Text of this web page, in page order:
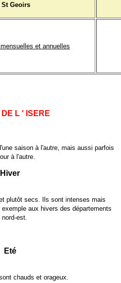
Geoirs
et annuelles
L ' ISERE
saison à l'autre, mais aussi parfois
à l'autre.
Hiver
plutôt secs. Ils sont intenses mais
aux hivers des départements
nord-est.
Eté
chauds et orageux.